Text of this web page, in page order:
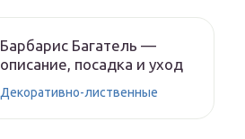
Барбарис Багатель —
описание, посадка и уход
Декоративно-лиственные